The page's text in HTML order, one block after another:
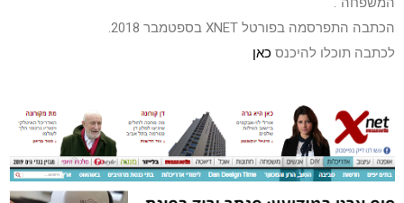
הכתבה התפרסמה בפורטל XNET בספטמבר 2018.
לכתבה תוכלו להיכנס כאן